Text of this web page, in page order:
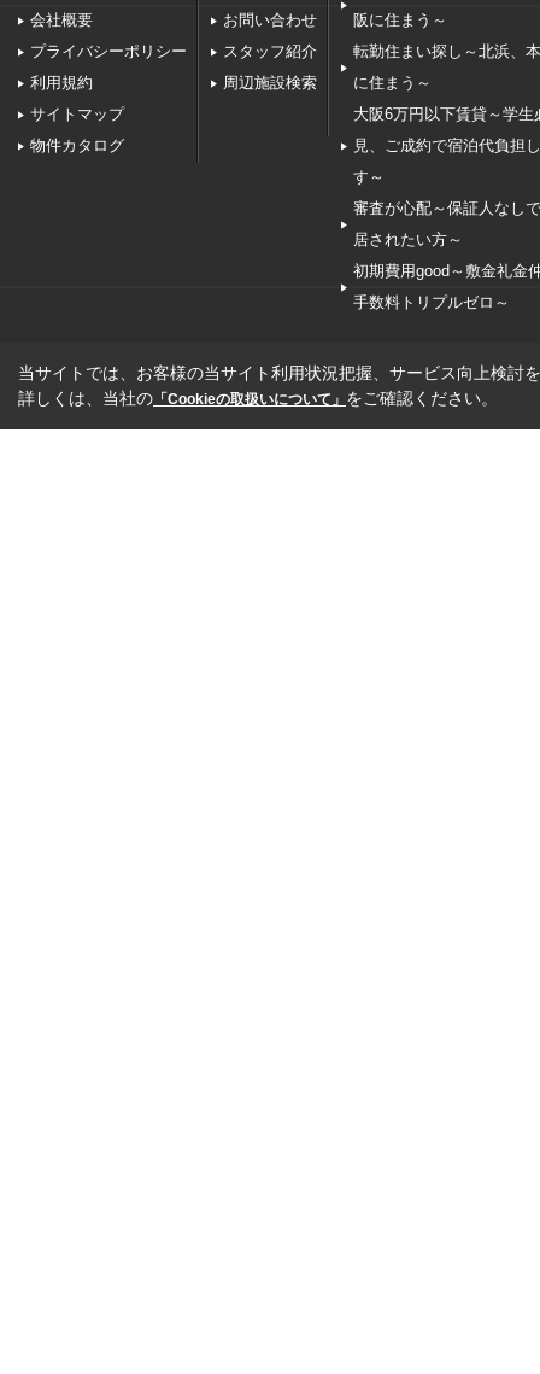
会社概要
プライバシーポリシー
利用規約
サイトマップ
物件カタログ
お問い合わせ
スタッフ紹介
周辺施設検索
阪に住まう～
転勤住まい探し～北浜、
に住まう～
大阪6万円以下賃貸～学生
見、ご成約で宿泊代負担
す～
審査が心配～保証人なし
居されたい方～
初期費用good～敷金礼金
手数料トリプルゼロ～
当サイトでは、お客様の当サイト利用状況把握、サービス向上検討
詳しくは、当社の 「Cookieの取扱いについて」 をご確認ください。